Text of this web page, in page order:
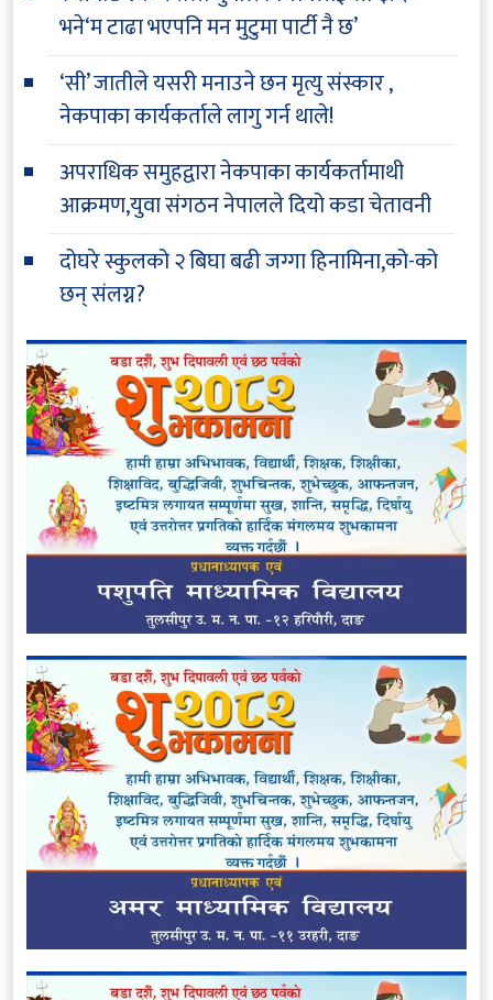
भने‘म टाढा भएपनि मन मुटुमा पार्टी नै छ’
‘सी’ जातीले यसरी मनाउने छन मृत्यु संस्कार ,
नेकपाका कार्यकर्ताले लागु गर्न थाले!
अपराधिक समुहद्वारा नेकपाका कार्यकर्तामाथी
आक्रमण,युवा संगठन नेपालले दियो कडा चेतावनी
दोघरे स्कुलको २ बिघा बढी जग्गा हिनामिना,को-को
छन् संलग्न?